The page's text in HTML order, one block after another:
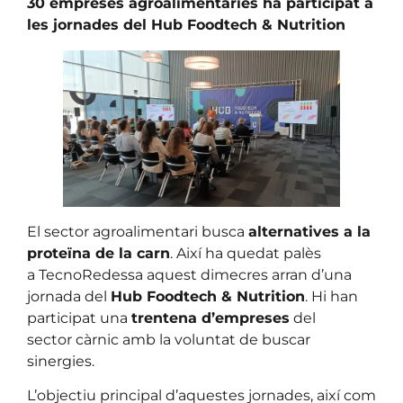
les jornades del Hub Foodtech & Nutrition
El sector agroalimentari busca alternatives a la
proteïna de la carn. Així ha quedat palès
a TecnoRedessa aquest dimecres arran d’una
jornada del Hub Foodtech & Nutrition. Hi han
participat una trentena d’empreses del
sector càrnic amb la voluntat de buscar
sinergies.
L’objectiu principal d’aquestes jornades, així com